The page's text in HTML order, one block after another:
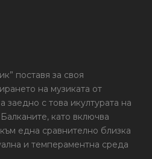
поставя за своя
на музиката от
заедно с това икултурата на
като включва
една сравнително близка
и темпераментна среда